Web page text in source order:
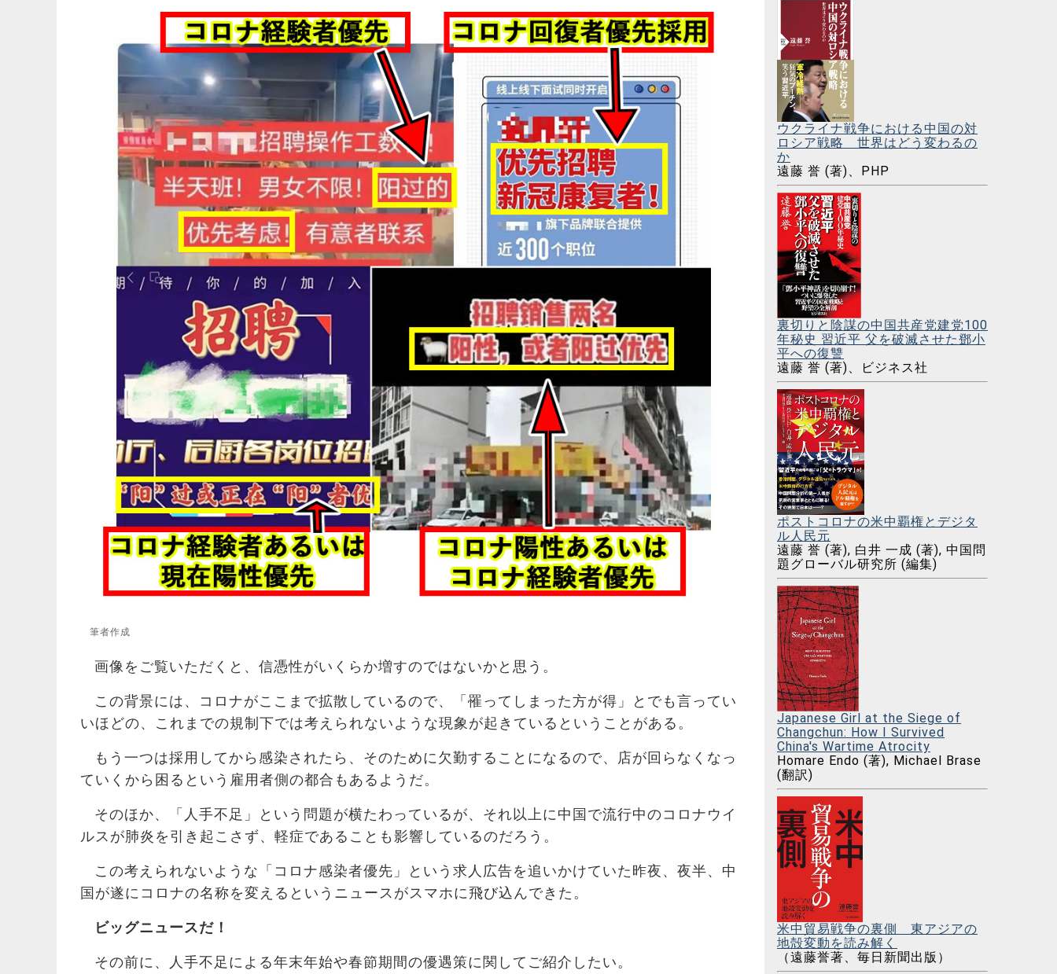
筆者作成
画像をご覧いただくと、信憑性がいくらか増すのではないかと思う。
この背景には、コロナがここまで拡散しているので、「罹ってしまった方が得」とでも言ってい
いほどの、これまでの規制下では考えられないような現象が起きているということがある。
もう一つは採用してから感染されたら、そのために欠勤することになるので、店が回らなくなっ
ていくから困るという雇用者側の都合もあるようだ。
そのほか、「人手不足」という問題が横たわっているが、それ以上に中国で流行中のコロナウイ
ルスが肺炎を引き起こさず、軽症であることも影響しているのだろう。
この考えられないような「コロナ感染者優先」という求人広告を追いかけていた昨夜、夜半、中
国が遂にコロナの名称を変えるというニュースがスマホに飛び込んできた。
ビッグニュースだ！
その前に、人手不足による年末年始や春節期間の優遇策に関してご紹介したい。
ウクライナ戦争における中国の対
ロシア戦略 世界はどう変わるの
か
遠藤 誉 (著)、PHP
裏切りと陰謀の中国共産党建党100
年秘史 習近平 父を破滅させた鄧小
平への復讐
遠藤 誉 (著)、ビジネス社
ポストコロナの米中覇権とデジタ
ル人民元
遠藤 誉 (著), 白井 一成 (著), 中国問
題グローバル研究所 (編集)
Japanese Girl at the Siege of
Changchun: How I Survived
China's Wartime Atrocity
Homare Endo (著), Michael Brase
(翻訳)
米中貿易戦争の裏側 東アジアの
地殻変動を読み解く
（遠藤誉著、毎日新聞出版）